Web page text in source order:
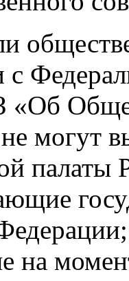
с
могут
палаты
на